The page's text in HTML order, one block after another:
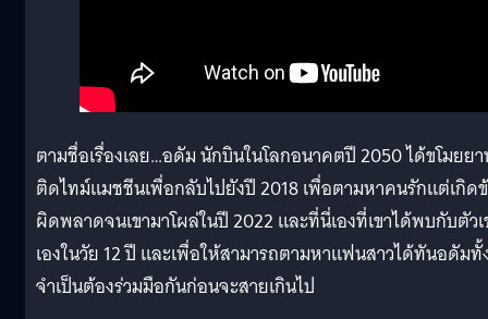
ตามชื่อเรื่องเลย…อดัม นักบินในโลกอนาคตปี 2050 ได้ขโมยย
ติดไทม์แมชชีนเพื่อกลับไปยังปี 2018 เพื่อตามหาคนรักแต่เกิด
ผิดพลาดจนเขามาโผล่ในปี 2022 และที่นี่เองที่เขาได้พบกับตัว
เองในวัย 12 ปี และเพื่อให้สามารถตามหาแฟนสาวได้ทันอดัมทั้
จำเป็นต้องร่วมมือกันก่อนจะสายเกินไป